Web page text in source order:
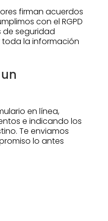
firman acuerdos
con el RGPD
seguridad
la información
en línea,
e indicando los
Te enviamos
lo antes